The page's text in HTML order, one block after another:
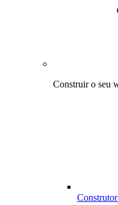
Construir o seu